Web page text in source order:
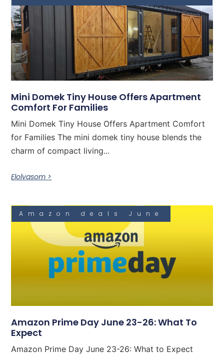
Mini Domek Tiny House Offers Apartment
Comfort For Families
Mini Domek Tiny House Offers Apartment Comfort
for Families The mini domek tiny house blends the
charm of compact living...
Elolvasom >
Amazon deals June
Amazon Prime Day June 23-26: What To
Expect
Amazon Prime Day June 23-26: What to Expect